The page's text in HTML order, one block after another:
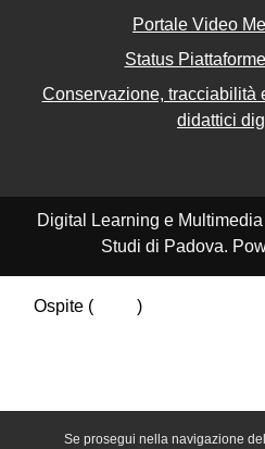
Se prosegui nella navigazione
Portale Video
Status
Conservazione, tracciabilità
didattici
Digital Learning e
Studi di Padova.
Ospite (
)